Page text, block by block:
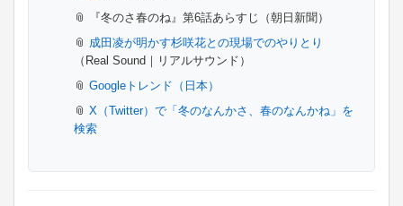
『冬のさ春のね』第6話あらすじ（朝日新聞）
成田凌が明かす杉咲花との現場でのやりとり
（Real Sound｜リアルサウンド）
Googleトレンド（日本）
X（Twitter）で「冬のなんかさ、春のなんかね」を
検索